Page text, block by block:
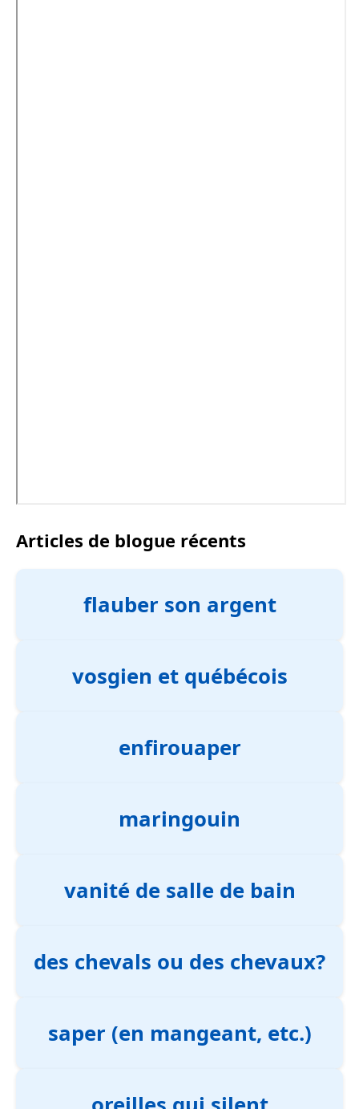
Articles de blogue récents
flauber son argent
vosgien et québécois
enfirouaper
maringouin
vanité de salle de bain
des chevals ou des chevaux?
saper (en mangeant, etc.)